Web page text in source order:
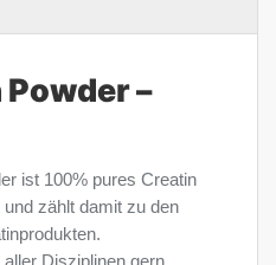
–
ist 100% pures Creatin
zählt damit zu den
Disziplinen gern